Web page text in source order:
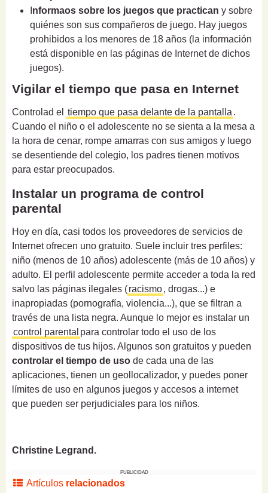
nformaos sobre los juegos que practican y sobre
quiénes son sus compañeros de juego. Hay juegos
prohibidos a los menores de 18 años (la información
está disponible en las páginas de Internet de dichos
juegos).
Vigilar el tiempo que pasa en Internet
Controlad el tiempo que pasa delante de la pantalla .
Cuando el niño o el adolescente no se sienta a la mesa a
la hora de cenar, rompe amarras con sus amigos y luego
se desentiende del colegio, los padres tienen motivos
para estar preocupados.
Instalar un programa de control
parental
Hoy en día, casi todos los proveedores de servicios de
Internet ofrecen uno gratuito. Suele incluir tres perfiles:
niño (menos de 10 años) adolescente (más de 10 años) y
adulto. El perfil adolescente permite acceder a toda la red
salvo las páginas ilegales (racismo, drogas...) e
inapropiadas (pornografía, violencia...), que se filtran a
través de una lista negra. Aunque lo mejor es instalar un
control parental para controlar todo el uso de los
dispositivos de tus hijos. Algunos son gratuitos y pueden
controlar el tiempo de uso de cada una de las
aplicaciones, tienen un geollocalizador, y puedes poner
límites de uso en algunos juegos y accesos a internet
que pueden ser perjudiciales para los niños.
Christine Legrand.
PUBLICIDAD
Artículos relacionados